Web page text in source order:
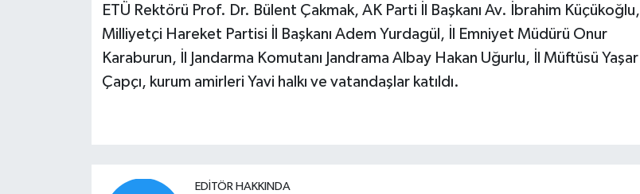
ETÜ Rektörü Prof. Dr. Bülent Çakmak, AK Parti İl Başkanı Av. İbrahim Küçükoğlu,
Milliyetçi Hareket Partisi İl Başkanı Adem Yurdagül, İl Emniyet Müdürü Onur
Karaburun, İl Jandarma Komutanı Jandrama Albay Hakan Uğurlu, İl Müftüsü Yaşar
Çapçı, kurum amirleri Yavi halkı ve vatandaşlar katıldı.
EDITÖR HAKKINDA